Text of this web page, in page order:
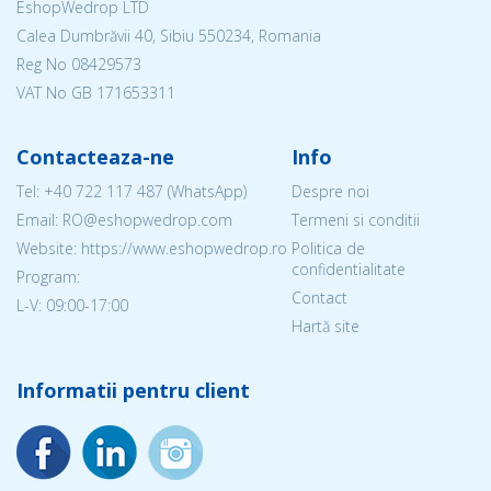
EshopWedrop LTD
Calea Dumbrăvii 40, Sibiu 550234, Romania
Reg No 08429573
VAT No GB 171653311
Contacteaza-ne
Tel: +40 722 117 487 (WhatsApp)
Email: RO@eshopwedrop.com
Website: https://www.eshopwedrop.ro
Program:
L-V: 09:00-17:00
Info
Despre noi
Termeni si conditii
Politica de
confidentialitate
Contact
Hartă site
Informatii pentru client